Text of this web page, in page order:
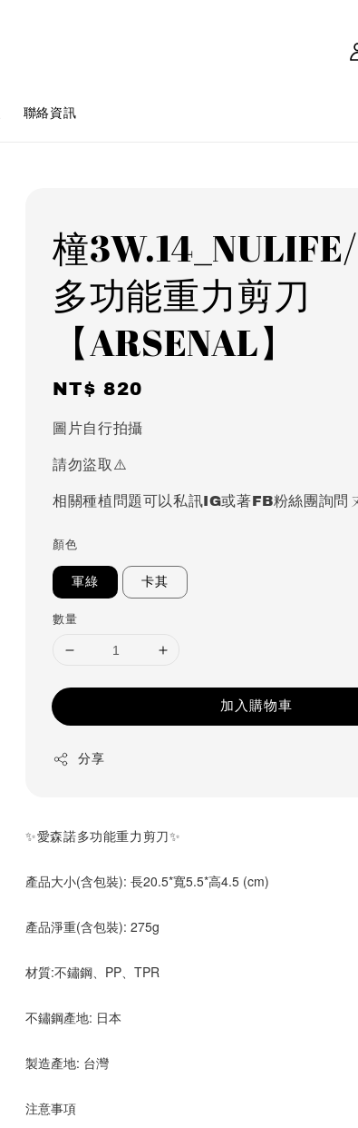
聯絡資訊
橦
多功能重力剪刀
【ARSENAL】
Regular
NT$ 820
圖片自行拍攝
請勿盜取⚠️
相關種植問題可以私訊IG或著FB粉絲團詢問
顏色
軍綠 卡其
數量
加入購物車
分享
✨愛森諾多功能重力剪刀✨
產品大小(含包裝): 長20.5*寬5.5*高4.5 (cm)
產品淨重(含包裝): 275g
材質:不鏽鋼、PP、TPR
不鏽鋼產地: 日本
製造產地: 台灣
注意事項